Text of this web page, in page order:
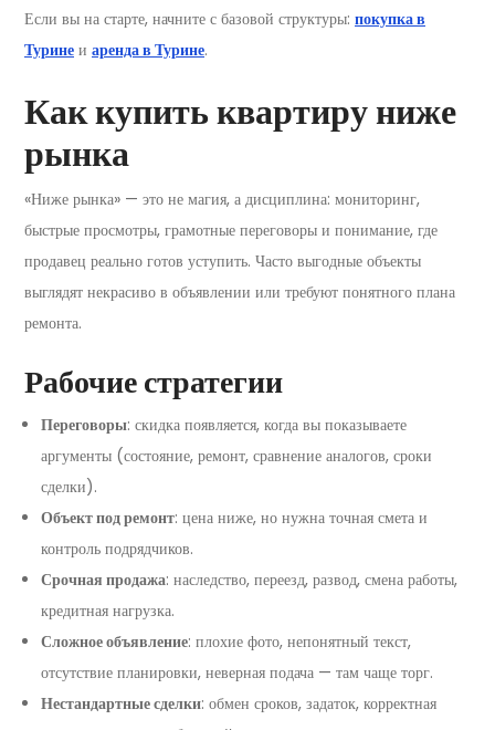
Если вы на старте, начните с базовой структуры: покупка в
Турине и аренда в Турине.
Как купить квартиру ниже
рынка
«Ниже рынка» — это не магия, а дисциплина: мониторинг,
быстрые просмотры, грамотные переговоры и понимание, где
продавец реально готов уступить. Часто выгодные объекты
выглядят некрасиво в объявлении или требуют понятного плана
ремонта.
Рабочие стратегии
Переговоры: скидка появляется, когда вы показываете
аргументы (состояние, ремонт, сравнение аналогов, сроки
сделки).
Объект под ремонт: цена ниже, но нужна точная смета и
контроль подрядчиков.
Срочная продажа: наследство, переезд, развод, смена работы,
кредитная нагрузка.
Сложное объявление: плохие фото, непонятный текст,
отсутствие планировки, неверная подача — там чаще торг.
Нестандартные сделки: обмен сроков, задаток, корректная